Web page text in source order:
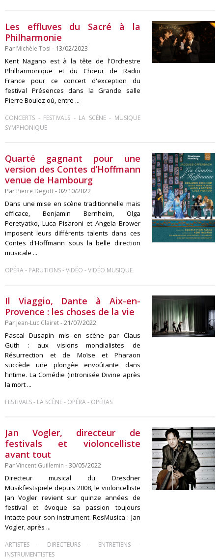
Les effluves du Sacré à la
Philharmonie
Par Michèle Tosi - 13/02/2023
Kent Nagano est à la tête de l'Orchestre
Philharmonique et du Chœur de Radio
France pour ce concert d'exception du
festival Présences dans la Grande salle
Pierre Boulez où, entre ...
CONCERTS - FESTIVALS - LA SCÈNE- MUSIQUE
SYMPHONIQUE
Quarté gagnant pour une
version des Contes d’Hoffmann
venue de Hambourg
Par Pierre Degott- 02/10/2022
Dans une mise en scène traditionnelle mais
efficace, Benjamin Bernheim, Olga
Peretyatko, Luca Pisaroni et Angela Brower
imposent leurs différents talents dans ces
Contes d'Hoffmann sous la belle direction
musicale ...
OPÉRA- PARUTIONS-VIDÉO -VIDÉO MUSIQUE
Il Viaggio, Dante à Aix-en-
Provence : les choses de la vie
Par Jean-Luc Clairet- 21/07/2022
Pascal Dusapin mis en scène par Claus
Guth : aux visions mondialistes de
Résurrection et de Moïse et Pharaon
succède une plongée envoûtante dans
l’intime. La Comédie (intronisée Divine après
la mort ...
FESTIVALS- LA SCÈNE- OPÉRA- OPÉRAS
Jan Vogler, directeur de
festivals et violoncelliste
avant tout
ParVincent Guillemin - 30/05/2022
Directeur musical du Dresdner
Musikfestspiele depuis 2008, le violoncelliste
Jan Vogler revient sur quinze années de
festival et évoque sa passion toujours
intacte pour son instrument. ResMusica : Jan
Vogler, après ...
ARTISTES - DIRECTEURS- ENTRETIENS-
INSTRUMENTISTES